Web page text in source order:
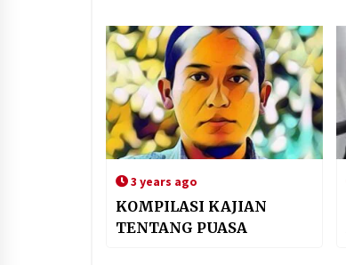
3 years ago
KOMPILASI KAJIAN
TENTANG PUASA